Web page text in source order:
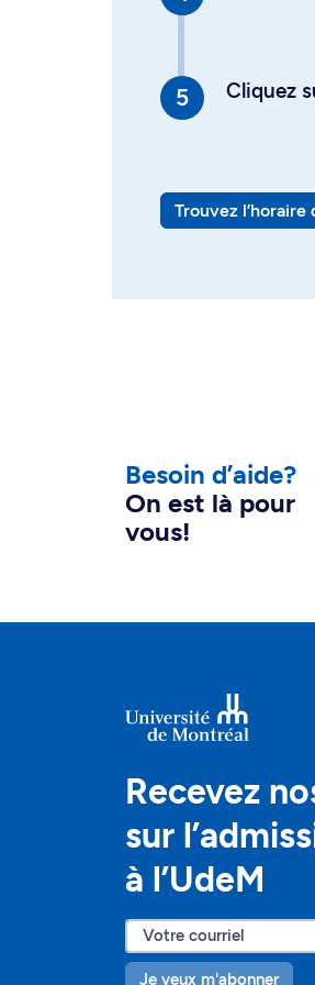
Cliquez
Trouvez l’horaire
Besoin d’aide?
On est là pour
vous!
Recevez
sur
à l’UdeM
Je veux m'abonner